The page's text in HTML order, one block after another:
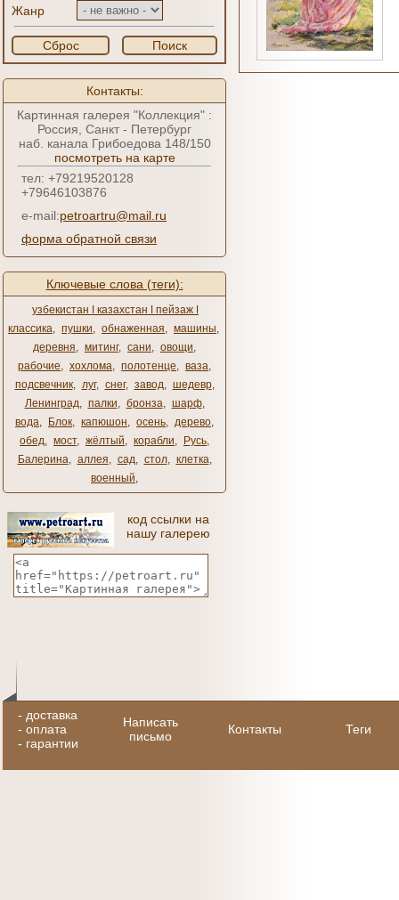
Жанр
Сброс Поиск
Контакты:
Картинная галерея "Коллекция" :
Россия, Санкт - Петербург
наб. канала Грибоедова 148/150
посмотреть на карте
тел: +79219520128
+79646103876
e-mail:petroartru@mail.ru
форма обратной связи
Ключевые слова (теги):
узбекистан ǀ казахстан ǀ пейзаж ǀ
классика, пушки, обнаженная, машины,
деревня, митинг, сани, овощи,
рабочие, хохлома, полотенце, ваза,
подсвечник, луг, снег, завод, шедевр,
Ленинград, палки, бронза, шарф,
вода, Блок, капюшон, осень, дерево,
обед, мост, жёлтый, корабли, Русь,
Балерина, аллея, сад, стол, клетка,
военный,
код ссылки на
нашу галерею
- доставка
- оплата
- гарантии
Написать
письмо
Контакты Теги